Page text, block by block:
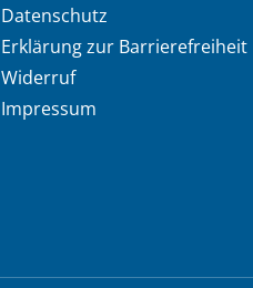
Datenschutz
Erklärung zur Barrierefreiheit
Widerruf
Impressum